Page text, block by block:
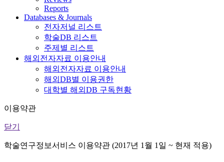
Reports
Databases & Journals
전자저널 리스트
학술DB 리스트
주제별 리스트
해외전자자료 이용안내
해외전자자료 이용안내
해외DB별 이용권한
대학별 해외DB 구독현황
이용약관
닫기
학술연구정보서비스 이용약관 (2017년 1월 1일 ~ 현재 적용)